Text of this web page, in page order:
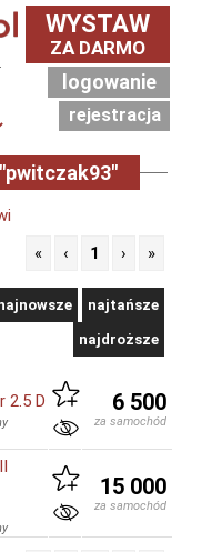
WYSTAW
ZA DARMO
logowanie
rejestracja
«
‹ 1 › »
najtańsze
najdroższe
2.5 D 6 500
za samochód
15 000
za samochód